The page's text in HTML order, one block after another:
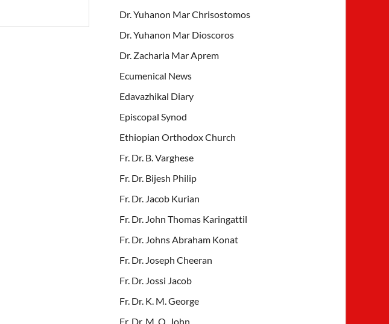
Dr. Yuhanon Mar Chrisostomos
Dr. Yuhanon Mar Dioscoros
Dr. Zacharia Mar Aprem
Ecumenical News
Edavazhikal Diary
Episcopal Synod
Ethiopian Orthodox Church
Fr. Dr. B. Varghese
Fr. Dr. Bijesh Philip
Fr. Dr. Jacob Kurian
Fr. Dr. John Thomas Karingattil
Fr. Dr. Johns Abraham Konat
Fr. Dr. Joseph Cheeran
Fr. Dr. Jossi Jacob
Fr. Dr. K. M. George
Fr. Dr. M. O. John